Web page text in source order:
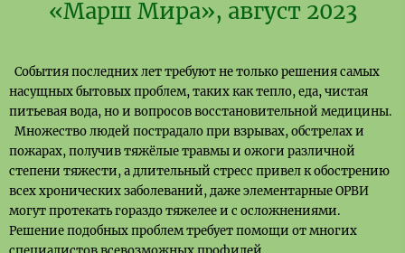
«Марш Мира», август 2023
События последних лет требуют не только решения самых
насущных бытовых проблем, таких как тепло, еда, чистая
питьевая вода, но и вопросов восстановительной медицины.
Множество людей пострадало при взрывах, обстрелах и
пожарах, получив тяжёлые травмы и ожоги различной
степени тяжести, а длительный стресс привел к обострению
всех хронических заболеваний, даже элементарные ОРВИ
могут протекать гораздо тяжелее и с осложнениями.
Решение подобных проблем требует помощи от многих